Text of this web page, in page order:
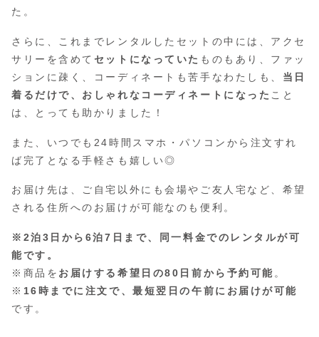
た。
さらに、これまでレンタルしたセットの中には、アクセ
サリーを含めて セットになっていた ものもあり、ファッ
ションに疎く、コーディネートも苦手なわたしも、 当日
着るだけで、おしゃれなコーディネートになった こと
は、とっても助かりました！
また、いつでも24時間スマホ・パソコンから注文すれ
ば完了となる手軽さも嬉しい◎
お届け先は、ご自宅以外にも会場やご友人宅など、希望
される住所へのお届けが可能なのも便利。
※2泊3日から6泊7日まで、同一料金でのレンタルが可
能です。
※商品を お届けする希望日の80日前から予約可能 。
※ 16時までに注文で、最短翌日の午前にお届けが可能
です。